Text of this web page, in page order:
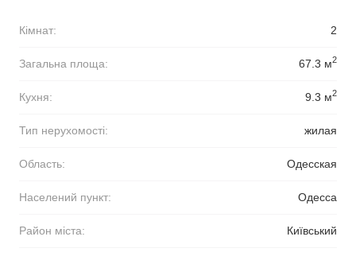
Кімнат: 2
Загальна площа: 67.3 м2
Кухня: 9.3 м2
Тип нерухомості: жилая
Область: Одесская
Населений пункт: Одесса
Район міста: Київський